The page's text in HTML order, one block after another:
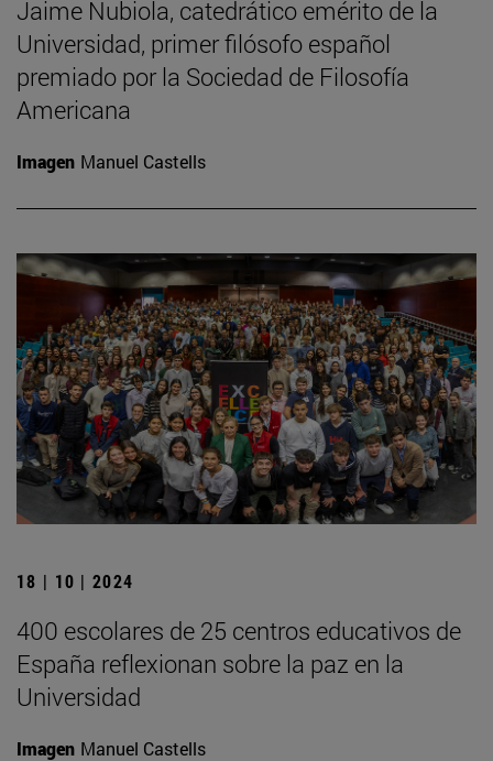
Jaime Nubiola, catedrático emérito de la
Universidad, primer filósofo español
premiado por la Sociedad de Filosofía
Americana
Imagen Manuel Castells
18 | 10 | 2024
400 escolares de 25 centros educativos de
España reflexionan sobre la paz en la
Universidad
Imagen Manuel Castells